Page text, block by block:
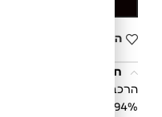
הוסף לרשימת המשאלות
תיאור
הרכב הבד:
94% כותנה | 6% ספנדקס